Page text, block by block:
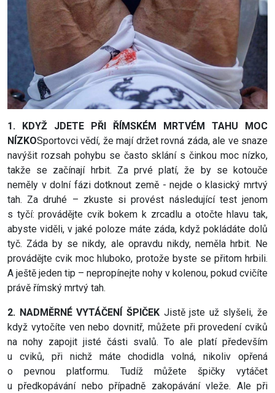
1. KDYŽ JDETE PŘI ŘÍMSKÉM MRTVÉM TAHU MOC
NÍZKOSportovci vědí, že mají držet rovná záda, ale ve snaze
navýšit rozsah pohybu se často sklání s činkou moc nízko,
takže se začínají hrbit. Za prvé platí, že by se kotouče
neměly v dolní fázi dotknout země - nejde o klasický mrtvý
tah. Za druhé – zkuste si provést následující test jenom
s tyčí: provádějte cvik bokem k zrcadlu a otočte hlavu tak,
abyste viděli, v jaké poloze máte záda, když pokládáte dolů
tyč. Záda by se nikdy, ale opravdu nikdy, neměla hrbit. Ne
provádějte cvik moc hluboko, protože byste se přitom hrbili.
A ještě jeden tip – nepropínejte nohy v kolenou, pokud cvičíte
právě římský mrtvý tah.
2. NADMĚRNÉ VYTÁČENÍ ŠPIČEK Jistě jste už slyšeli, že
když vytočíte ven nebo dovnitř, můžete při provedení cviků
na nohy zapojit jisté části svalů. To ale platí především
u cviků, při nichž máte chodidla volná, nikoliv opřená
o pevnou platformu. Tudíž můžete špičky vytáčet
u předkopávání nebo případně zakopávání vleže. Ale při